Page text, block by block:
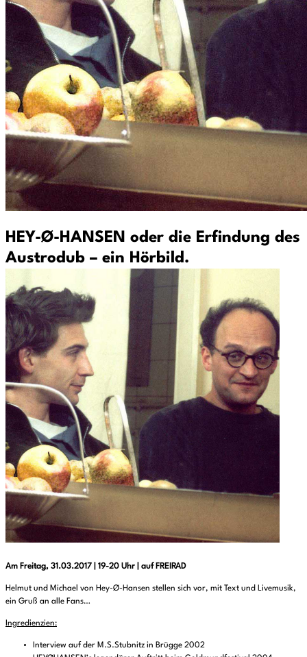
HEY-Ø-HANSEN oder die Erfindung des
Austrodub – ein Hörbild.
Am Freitag, 31.03.2017 | 19-20 Uhr | auf FREIRAD
Helmut und Michael von Hey-Ø-Hansen stellen sich vor, mit Text und Livemusik,
ein Gruß an alle Fans…
Ingredienzien:
Interview auf der M.S.Stubnitz in Brügge 2002